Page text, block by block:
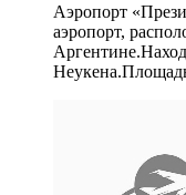
Аэропорт
аэропорт,